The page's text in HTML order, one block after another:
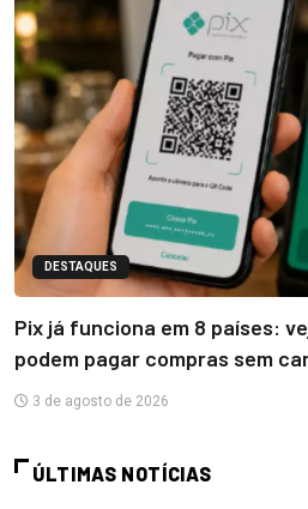
DESTAQUES
Pix já funciona em 8 países:
podem pagar compras sem
3 de agosto de 2026
ÚLTIMAS NOTÍCIAS